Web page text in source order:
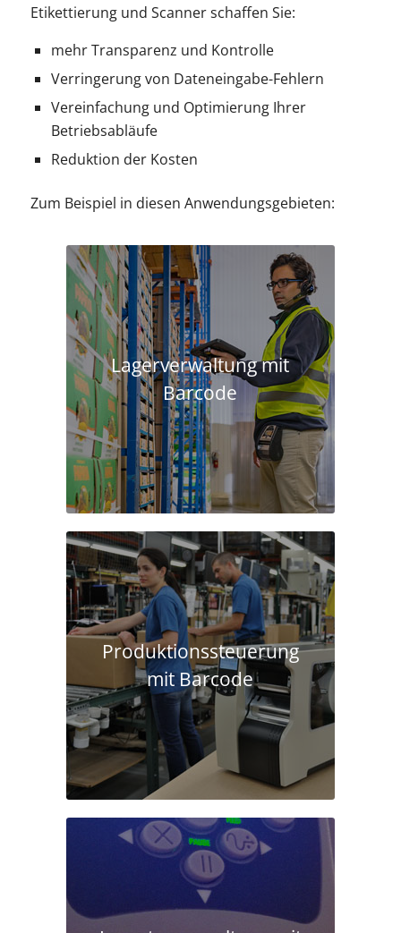
Etikettierung und Scanner schaffen Sie:
mehr Transparenz und Kontrolle
Verringerung von Dateneingabe-Fehlern
Vereinfachung und Optimierung Ihrer
Betriebsabläufe
Reduktion der Kosten
Zum Beispiel in diesen Anwendungsgebieten:
Lagerverwaltung mit
Barcode
Produktions­steuerung
mit Barcode